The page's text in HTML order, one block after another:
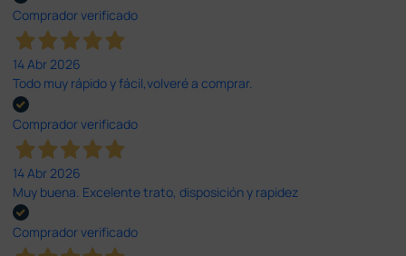
Comprador verificado
14 Abr 2026
Todo muy rápido y fácil,volveré a comprar.
Comprador verificado
14 Abr 2026
Muy buena. Excelente trato, disposición y rapidez
Comprador verificado